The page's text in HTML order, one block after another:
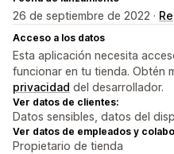
26 de septiembre de 2022 ·
Acceso a los datos
Esta aplicación necesita
funcionar en tu tienda. Obtén
privacidad del desarrollador.
Ver datos de clientes:
Datos sensibles, datos del
Ver datos de empleados y
Propietario de tienda